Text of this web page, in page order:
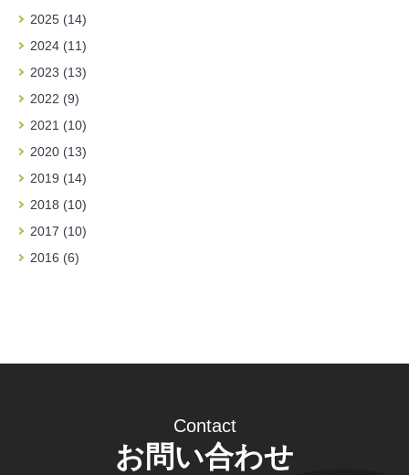
2025 (14)
2024 (11)
2023 (13)
2022 (9)
2021 (10)
2020 (13)
2019 (14)
2018 (10)
2017 (10)
2016 (6)
Contact
お問い合わせ